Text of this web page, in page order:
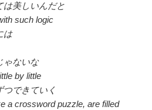
は美しいんだと
such logic
は
ゃないな
by little
つできていく
a crossword puzzle, are filled